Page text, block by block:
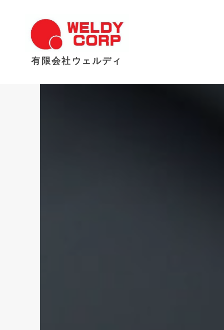
有限会社ウェルディ